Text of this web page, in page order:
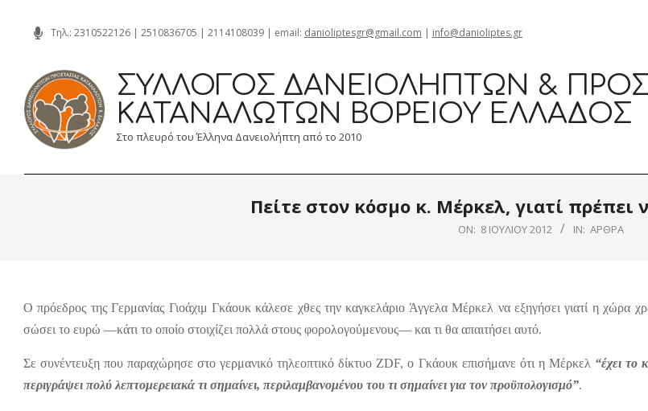
content
Τηλ.: 2310522126 | 2510836705 | 2114108039 | email: danioliptesgr@gmail.com | info@danioliptes.gr
ΣΎΛΛΟΓΟΣ ΔΑΝΕΙΟΛΗΠΤΏΝ &
ΚΑΤΑΝΑΛΩΤΏΝ ΒΟΡΕΊΟΥ ΕΛΛΆΔΟΣ
Στο πλευρό του Έλληνα Δανειολήπτη από το 2010
Πείτε στον κόσμο κ. Μέρκελ, γιατί
ON: 8 ΙΟΥΛΊΟΥ 2012 IN: ΆΡΘΡΑ
Ο πρόεδρος της Γερμανίας Γιοάχιμ Γκάουκ κάλεσε χθες την καγκελάριο Άγγελα Μέρκελ να εξηγήσει γιατί η χώρα
σώσει το ευρώ —κάτι το οποίο στοιχίζει πολλά στους φορολογούμενους— και τι θα απαιτήσει αυτό.
Σε συνέντευξη που παραχώρησε στο γερμανικό τηλεοπτικό δίκτυο ZDF, ο Γκάουκ επισήμανε ότι η Μέρκελ “έχει το
περιγράψει πολύ λεπτομερειακά τι σημαίνει, περιλαμβανομένου του τι σημαίνει για τον προϋπολογισμό”.